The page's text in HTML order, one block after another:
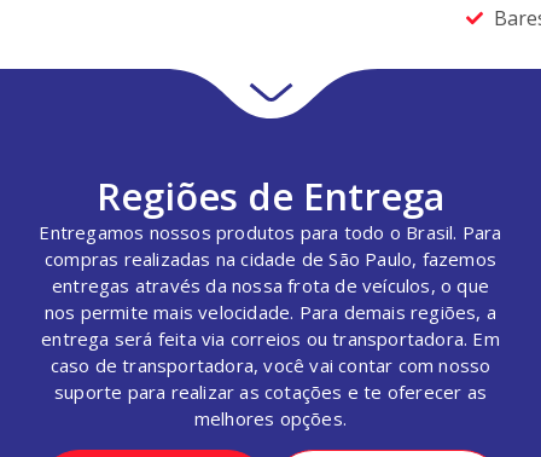
Regiões de Entrega
Entregamos nossos produtos para todo o Brasil. Para
compras realizadas na cidade de São Paulo, fazemos
entregas através da nossa frota de veículos, o que
nos permite mais velocidade. Para demais regiões, a
entrega será feita via correios ou transportadora. Em
caso de transportadora, você vai contar com nosso
suporte para realizar as cotações e te oferecer as
melhores opções.